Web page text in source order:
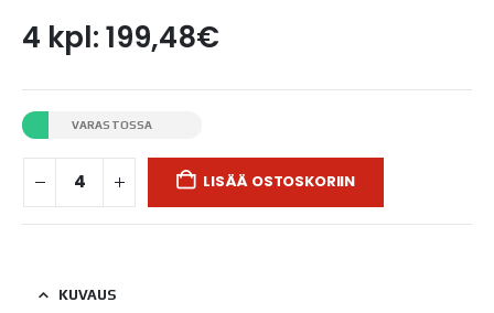
4 kpl: 199,48€
VARASTOSSA
LISÄÄ OSTOSKORIIN
KUVAUS